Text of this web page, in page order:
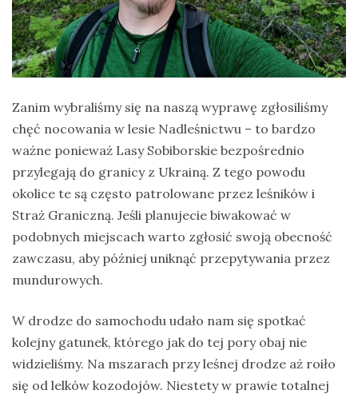
Zanim wybraliśmy się na naszą wyprawę zgłosiliśmy
chęć nocowania w lesie Nadleśnictwu – to bardzo
ważne ponieważ Lasy Sobiborskie bezpośrednio
przylegają do granicy z Ukrainą. Z tego powodu
okolice te są często patrolowane przez leśników i
Straż Graniczną. Jeśli planujecie biwakować w
podobnych miejscach warto zgłosić swoją obecność
zawczasu, aby później uniknąć przepytywania przez
mundurowych.
W drodze do samochodu udało nam się spotkać
kolejny gatunek, którego jak do tej pory obaj nie
widzieliśmy. Na mszarach przy leśnej drodze aż roiło
się od lelków kozodojów. Niestety w prawie totalnej